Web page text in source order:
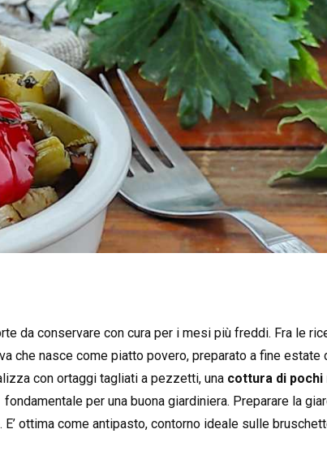
da conservare con cura per i mesi più freddi. Fra le
che nasce come piatto povero, preparato a fine estate
con ortaggi tagliati a pezzetti, una cottura di pochi
per una buona giardiniera. Preparare la
ottima come antipasto, contorno ideale sulle